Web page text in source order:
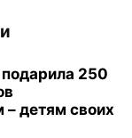
250
– детям своих